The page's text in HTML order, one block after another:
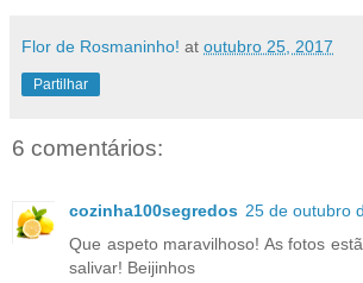
Flor de Rosmaninho! at outubro 25, 2017
Partilhar
6 comentários:
cozinha100segredos 25 de outubro
Que aspeto maravilhoso! As fotos
salivar! Beijinhos